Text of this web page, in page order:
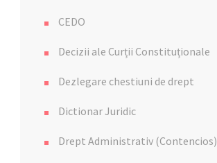
CEDO
Decizii ale Curții Constituționale
Dezlegare chestiuni de drept
Dictionar Juridic
Drept Administrativ (Contencios)